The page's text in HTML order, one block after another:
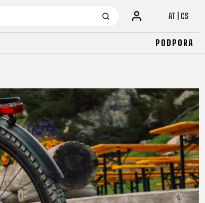
AT | CS
PODPORA
FITNESS
CITY
26" (135–155 CM)
24" (125-145 CM)
20" (115-135 CM)
18" (110-130 CM)
16" (105-120 CM)
ODRÁŽEDLA